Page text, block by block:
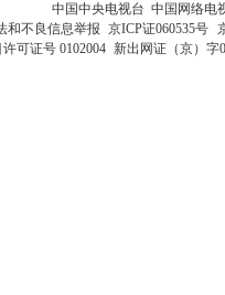
中国中央电视台 中国网络电
和不良信息举报 京ICP证060535号
可证号 0102004 新出网证（京）